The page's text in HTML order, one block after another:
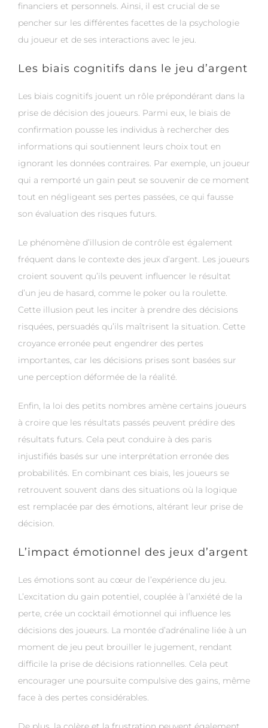
financiers et personnels. Ainsi, il est crucial de se
pencher sur les différentes facettes de la psychologie
du joueur et de ses interactions avec le jeu.
Les biais cognitifs dans le jeu d’argent
Les biais cognitifs jouent un rôle prépondérant dans la
prise de décision des joueurs. Parmi eux, le biais de
confirmation pousse les individus à rechercher des
informations qui soutiennent leurs choix tout en
ignorant les données contraires. Par exemple, un joueur
qui a remporté un gain peut se souvenir de ce moment
tout en négligeant ses pertes passées, ce qui fausse
son évaluation des risques futurs.
Le phénomène d’illusion de contrôle est également
fréquent dans le contexte des jeux d’argent. Les joueurs
croient souvent qu’ils peuvent influencer le résultat
d’un jeu de hasard, comme le poker ou la roulette.
Cette illusion peut les inciter à prendre des décisions
risquées, persuadés qu’ils maîtrisent la situation. Cette
croyance erronée peut engendrer des pertes
importantes, car les décisions prises sont basées sur
une perception déformée de la réalité.
Enfin, la loi des petits nombres amène certains joueurs
à croire que les résultats passés peuvent prédire des
résultats futurs. Cela peut conduire à des paris
injustifiés basés sur une interprétation erronée des
probabilités. En combinant ces biais, les joueurs se
retrouvent souvent dans des situations où la logique
est remplacée par des émotions, altérant leur prise de
décision.
L’impact émotionnel des jeux d’argent
Les émotions sont au cœur de l’expérience du jeu.
L’excitation du gain potentiel, couplée à l’anxiété de la
perte, crée un cocktail émotionnel qui influence les
décisions des joueurs. La montée d’adrénaline liée à un
moment de jeu peut brouiller le jugement, rendant
difficile la prise de décisions rationnelles. Cela peut
encourager une poursuite compulsive des gains, même
face à des pertes considérables.